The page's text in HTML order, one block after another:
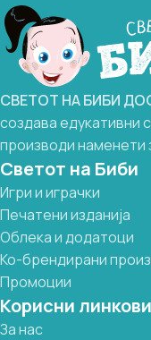
Пижамите „Боби“ се
опција за секојдневна
квалитетен материјал
пријатен сон и
Достапни последни
СВЕТОТ НАБИБИ
создава едукативни
производи наменети
Светот на Биби
Игри и играчки
Печатени изданија
Облека и додатоци
Ко-брендирани
Промоции
Корисни линкови
За нас